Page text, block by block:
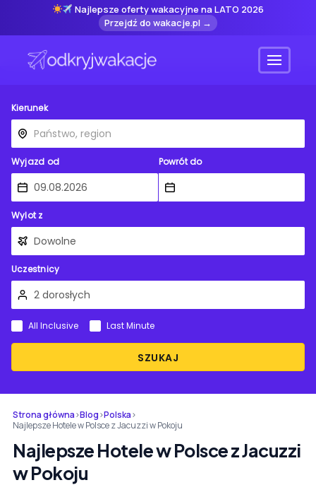
Najlepsze oferty wakacyjne na LATO 2026
Przejdź do wakacje.pl →
Menu
Kierunek
Wyjazd od Powrót do
Wylot z
Uczestnicy
SZUKAJ
All Inclusive Last Minute
Strona główna›Blog›Polska›
Najlepsze Hotele w Polsce z Jacuzzi w Pokoju
Najlepsze Hotele w Polsce z Jacuzzi
w Pokoju